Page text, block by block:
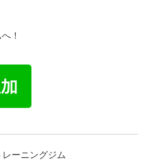
！
ーニングジム